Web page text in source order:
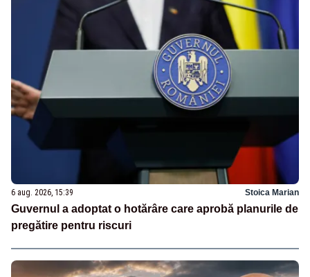
6 aug. 2026, 15:39 Stoica Marian
Guvernul a adoptat o hotărâre care aprobă planurile de
pregătire pentru riscuri